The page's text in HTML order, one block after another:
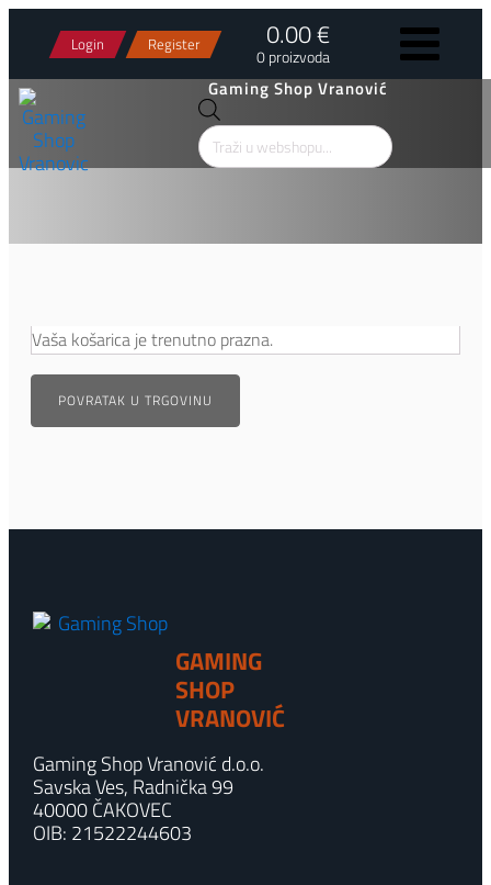
Login Register 0.00 €
0 proizvoda
Gaming Shop Vranović
Products
search
Vaša košarica je trenutno prazna.
POVRATAK U TRGOVINU
GAMING
SHOP
VRANOVIĆ
Gaming Shop Vranović d.o.o.
Savska Ves, Radnička 99
40000 ČAKOVEC
OIB: 21522244603